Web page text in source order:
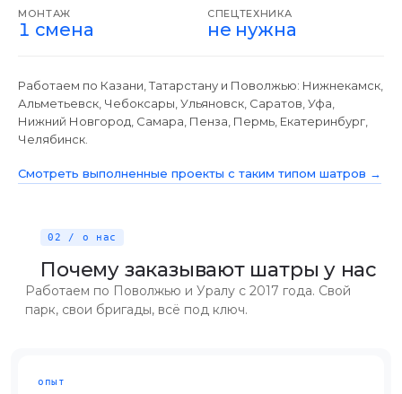
МОНТАЖ
1 смена
СПЕЦТЕХНИКА
не нужна
Работаем по Казани, Татарстану и Поволжью: Нижнекамск,
Альметьевск, Чебоксары, Ульяновск, Саратов, Уфа,
Нижний Новгород, Самара, Пенза, Пермь, Екатеринбург,
Челябинск.
Смотреть выполненные проекты с таким типом шатров →
02 / о нас
Почему заказывают шатры у нас
Работаем по Поволжью и Уралу с 2017 года. Свой
парк, свои бригады, всё под ключ.
опыт